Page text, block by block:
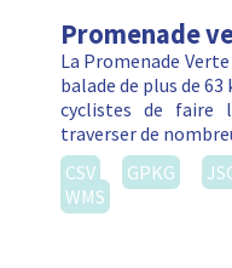
Promenade
La Promenade
balade de plus de
cyclistes de
traverser de
CSV
GPKG
WMS